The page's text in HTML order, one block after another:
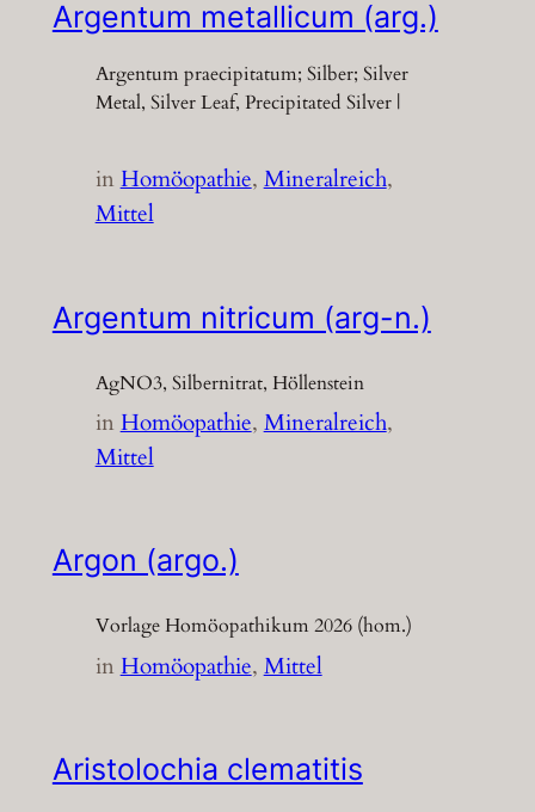
Argentum metallicum (arg.)
Argentum praecipitatum; Silber; Silver
Metal, Silver Leaf, Precipitated Silver |
inHomöopathie, Mineralreich
Mittel
Argentum nitricum (arg-n.)
AgNO3, Silbernitrat, Höllenstein
inHomöopathie, Mineralreich
Mittel
Argon (argo.)
Vorlage Homöopathikum 2026 (hom.)
inHomöopathie, Mittel
Aristolochia clematitis